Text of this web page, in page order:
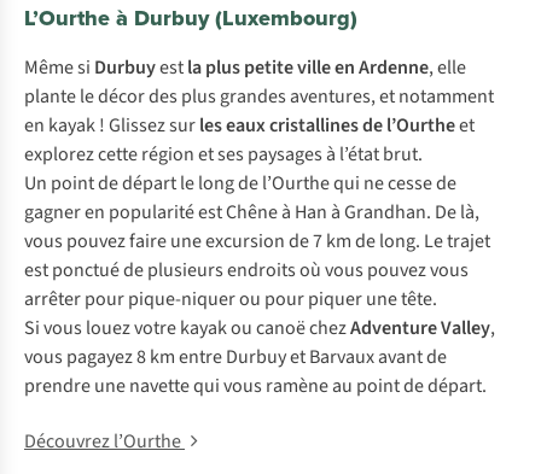
L’Ourthe à Durbuy (Luxembourg)
Même si Durbuyestla plus petite ville en Ardenne, elle
plante le décor des plus grandes aventures, et notamment
en kayak ! Glissez surles eaux cristallines de l’Ourtheet
explorez cette région et ses paysages à l’état brut.
Un point de départ le long de l’Ourthe qui ne cesse de
gagner en popularité est Chêne à Han à Grandhan. De là,
vous pouvez faire une excursion de 7 km de long. Le trajet
est ponctué de plusieurs endroits où vous pouvez vous
arrêter pour pique-niquer ou pour piquer une tête.
Si vous louez votre kayak ou canoë chezAdventure Valley,
vous pagayez 8 km entre Durbuy et Barvaux avant de
prendre une navette qui vous ramène au point de départ.
Découvrez l’Ourthe